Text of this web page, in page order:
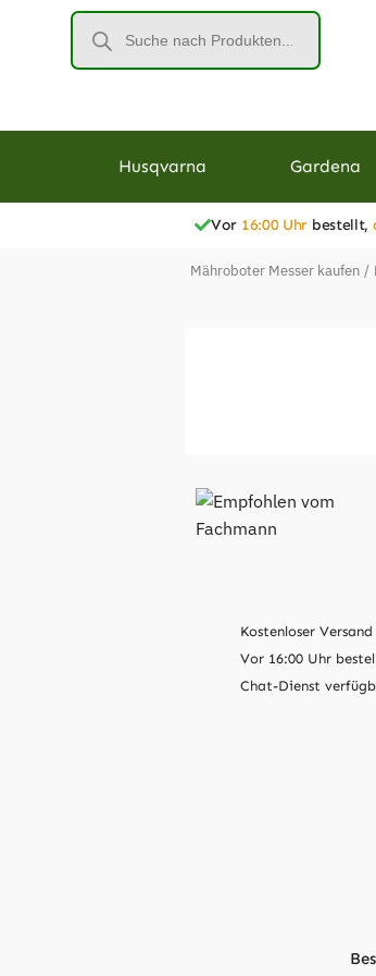
Husqvarna Gardena
Vor 16:00 Uhr bestellt,
Mähroboter Messer kaufen /
Kostenloser
Vor 16:00 Uhr
Chat-Dienst